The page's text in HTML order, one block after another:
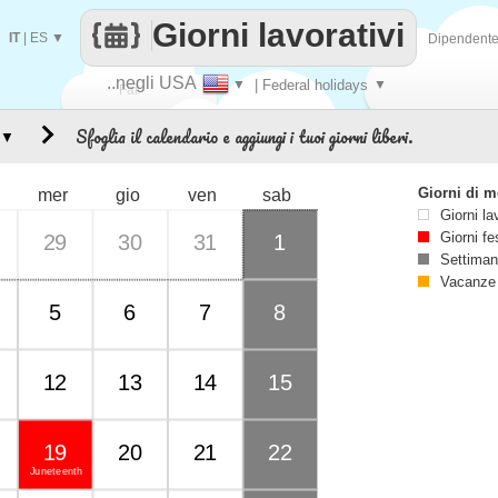
Fai
..negli USA ▼ | Federal holidays ▼
Giorni lavorativi
IT| ES ▼
Sfoglia il calendario e aggiungi i tuoi giorni liberi.
mer gio ven sab
29 30 31 1
5 6 7 8
12 13 14 15
Juneteenth
19 20 21 22
▼
Giorni di
Giorni
Giorni
Vacanze